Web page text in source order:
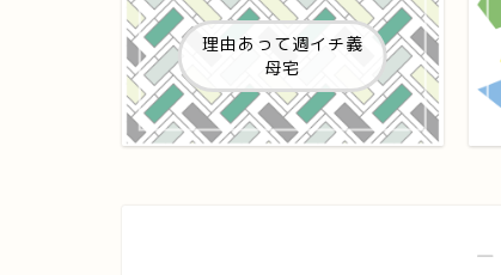
理由あって週イチ義
母宅
―